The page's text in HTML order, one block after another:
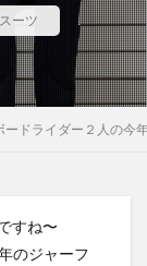
ーツ
ードライダー２人の今
すね〜
のジャーフ